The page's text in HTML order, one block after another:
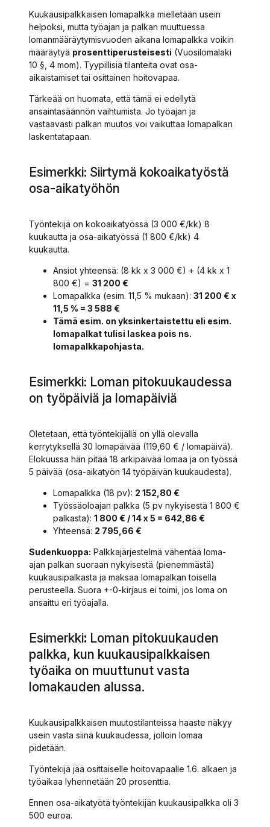
Kuukausipalkkaisen lomapalkka mielletään usein
helpoksi, mutta työajan ja palkan muuttuessa
lomanmääräytymisvuoden aikana lomapalkka voikin
määräytyä prosenttiperusteisesti (Vuosilomalaki
10 §, 4 mom). Tyypillisiä tilanteita ovat osa-
aikaistamiset tai osittainen hoitovapaa.
Tärkeää on huomata, että tämä ei edellytä
ansaintasäännön vaihtumista. Jo työajan ja
vastaavasti palkan muutos voi vaikuttaa lomapalkan
laskentatapaan.
Esimerkki: Siirtymä kokoaikatyöstä
osa-aikatyöhön
Työntekijä on kokoaikatyössä (3 000 €/kk) 8
kuukautta ja osa-aikatyössä (1 800 €/kk) 4
kuukautta.
Ansiot yhteensä: (8 kk x 3 000 €) + (4 kk x 1
800 €) = 31 200 €
Lomapalkka (esim. 11,5 % mukaan): 31 200 € x
11,5 % = 3 588 €
Tämä esim. on yksinkertaistettu eli esim.
lomapalkat tulisi laskea pois ns.
lomapalkkapohjasta.
Esimerkki: Loman pitokuukaudessa
on työpäiviä ja lomapäiviä
Oletetaan, että työntekijällä on yllä olevalla
kerrytyksellä 30 lomapäivää (119,60 € / lomapäivä).
Elokuussa hän pitää 18 arkipäivää lomaa ja on työssä
5 päivää (osa-aikatyön 14 työpäivän kuukaudesta).
Lomapalkka (18 pv): 2 152,80 €
Työssäoloajan palkka (5 pv nykyisestä 1 800 €
palkasta): 1 800 € / 14 x 5 = 642,86 €
Yhteensä: 2 795,66 €
Sudenkuoppa: Palkkajärjestelmä vähentää loma-
ajan palkan suoraan nykyisestä (pienemmästä)
kuukausipalkasta ja maksaa lomapalkan toisella
perusteella. Suora +-0-kirjaus ei toimi, jos loma on
ansaittu eri työajalla.
Esimerkki: Loman pitokuukauden
palkka, kun kuukausipalkkaisen
työaika on muuttunut vasta
lomakauden alussa.
Kuukausipalkkaisen muutostilanteissa haaste näkyy
usein vasta siinä kuukaudessa, jolloin lomaa
pidetään.
Työntekijä jää osittaiselle hoitovapaalle 1.6. alkaen ja
työaikaa lyhennetään 20 prosenttia.
Ennen osa-aikatyötä työntekijän kuukausipalkka oli 3
500 euroa.